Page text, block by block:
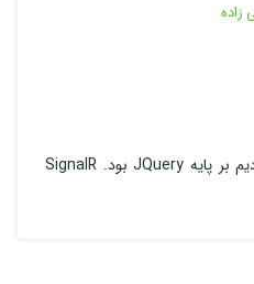
زاده
SignalR در mvc استفاده میکردیم بر پایه JQuery بود. SignalR